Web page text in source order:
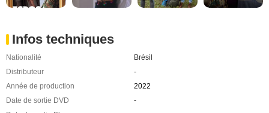
Infos techniques
Nationalité
Brésil
Distributeur
-
Année de production
2022
Date de sortie DVD
-